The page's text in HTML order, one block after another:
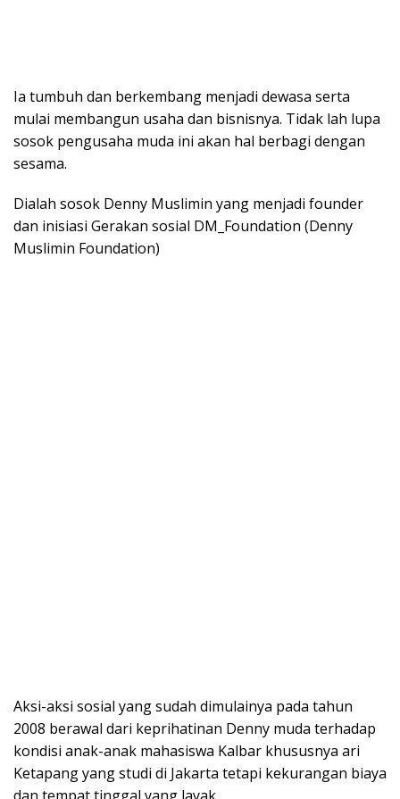
Ia tumbuh dan berkembang menjadi dewasa serta
mulai membangun usaha dan bisnisnya. Tidak lah lupa
sosok pengusaha muda ini akan hal berbagi dengan
sesama.
Dialah sosok Denny Muslimin yang menjadi founder
dan inisiasi Gerakan sosial DM_Foundation (Denny
Muslimin Foundation)
Aksi-aksi sosial yang sudah dimulainya pada tahun
2008 berawal dari keprihatinan Denny muda terhadap
kondisi anak-anak mahasiswa Kalbar khususnya ari
Ketapang yang studi di Jakarta tetapi kekurangan biaya